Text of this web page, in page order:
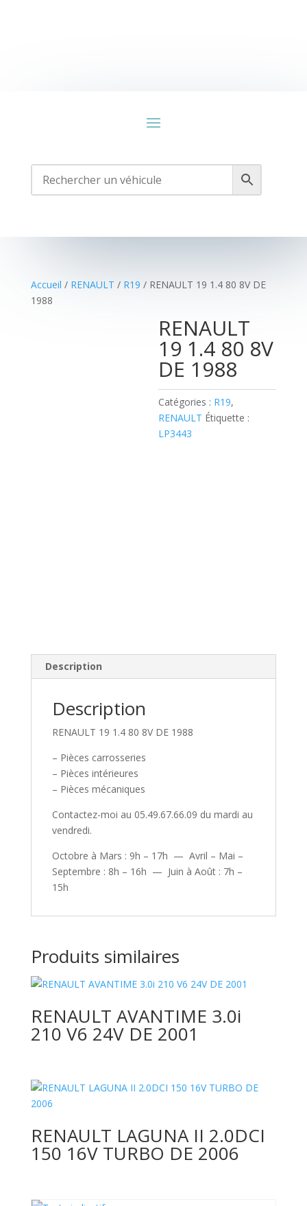
Accueil / RENAULT / R19 / RENAULT 19 1.4 80 8V DE
1988
RENAULT
19 1.4 80 8V
DE 1988
Catégories : R19,
RENAULT Étiquette :
LP3443
Description
Description
RENAULT 19 1.4 80 8V DE 1988
– Pièces carrosseries
– Pièces intérieures
– Pièces mécaniques
Contactez-moi au 05.49.67.66.09 du mardi au
vendredi.
Octobre à Mars : 9h – 17h — Avril – Mai –
Septembre : 8h – 16h — Juin à Août : 7h –
15h
Produits similaires
RENAULT AVANTIME 3.0i
210 V6 24V DE 2001
RENAULT LAGUNA II 2.0DCI
150 16V TURBO DE 2006